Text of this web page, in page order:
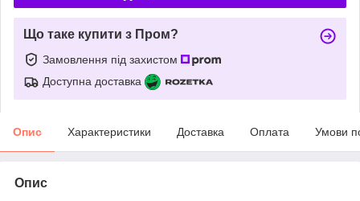
Що таке купити з Пром?
Замовлення під захистом
Доступна доставка
Опис Характеристики Доставка Оплата Умови
Опис